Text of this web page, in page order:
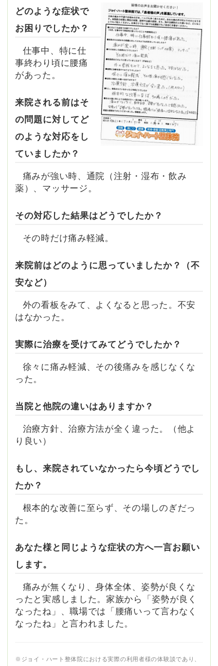
どのような症状で
お困りでしたか？
仕事中、特に仕
事終わり頃に腰痛
があった。
来院される前はそ
の問題に対してど
のような対応をし
ていましたか？
痛みが強い時、通院（注射・湿布・飲み
薬）、マッサージ。
その対応した結果はどうでしたか？
その時だけ痛み軽減。
来院前はどのように思っていましたか？（不
安など）
外の看板をみて、よくなると思った。不安
はなかった。
実際に治療を受けてみてどうでしたか？
徐々に痛み軽減、その後痛みを感じなくな
った。
当院と他院の違いはありますか？
治療方針、治療方法が全く違った。（他よ
り良い）
もし、来院されていなかったら今頃どうでし
たか？
根本的な改善に至らず、その場しのぎだっ
た。
あなた様と同じような症状の方へ一言お願い
します。
痛みが無くなり、身体全体、姿勢が良くな
ったと実感しました。家族から「姿勢が良く
なったね」、職場では「腰痛いって言わなく
なったね」と言われました。
※ジョイ・ハート整体院における実際の利用者様の体験談であり、